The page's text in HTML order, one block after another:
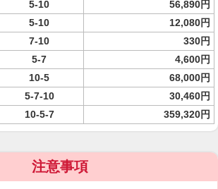
5-10 56,890円
5-10
12,080円
7-10
330円
5-7
4,600円
10-5
68,000円
5-7-10
30,460円
10-5-7 359,320円
注意事項